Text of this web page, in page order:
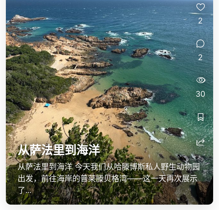
从萨法里到海洋
从萨法里到海洋 今天我们从哈滕博斯私人野生动物园
出发，前往海岸的普莱滕贝格湾——这一天再次展示
了...
2
2
30